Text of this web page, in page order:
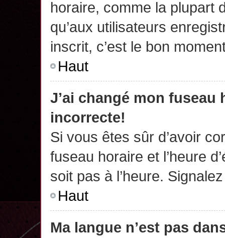
horaire, comme la plupart
qu’aux utilisateurs
inscrit, c’est le bon
Haut
J’ai changé mon fuseau
incorrecte!
Si vous êtes sûr d’avoir
fuseau horaire et l’heure
soit pas à l’heure.
Haut
Ma langue n’est pas